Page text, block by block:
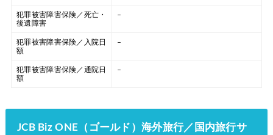
犯罪被害障害保険／死亡・
後遺障害
–
犯罪被害障害保険／入院日
額
–
犯罪被害障害保険／通院日
額
–
JCB Biz ONE（ゴールド）海外旅行／国内旅行サ